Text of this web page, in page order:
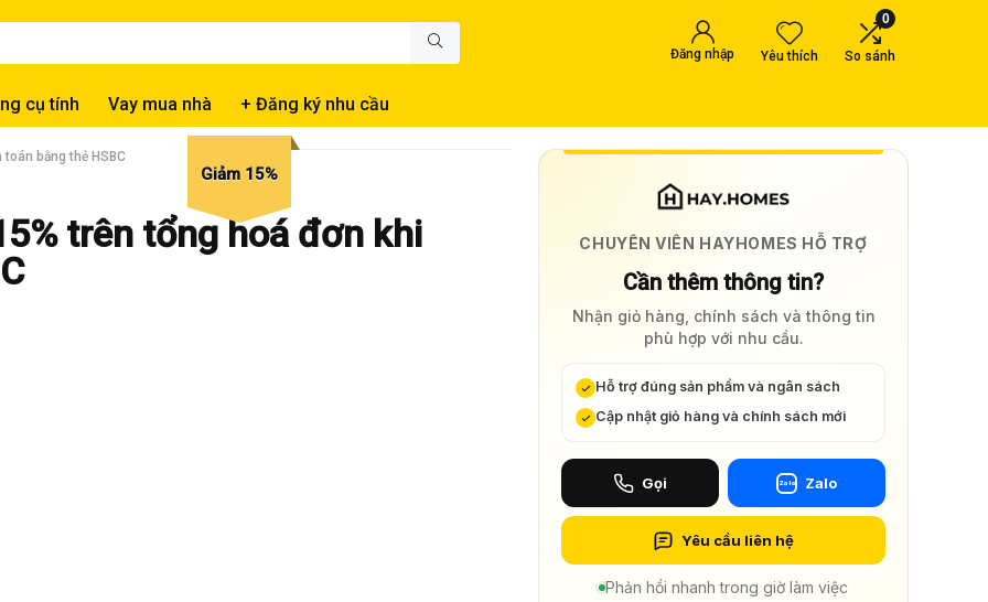
Đăng nhập Yêu thích
0
So sánh
cụ tính Vay mua nhà + Đăng ký nhu cầu
Giảm 15%
bằng thẻ HSBC
trên tổng hoá đơn khi
CHUYÊN VIÊN HAYHOMES HỖ TRỢ
Cần thêm thông tin?
Nhận giỏ hàng, chính sách và thông tin
phù hợp với nhu cầu.
Hỗ trợ đúng sản phẩm và ngân sách
Cập nhật giỏ hàng và chính sách mới
Gọi Zalo Zalo
Yêu cầu liên hệ
Phản hồi nhanh trong giờ làm việc